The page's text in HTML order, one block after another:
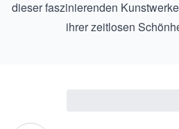
dieser faszinierenden
ihrer zeitlosen